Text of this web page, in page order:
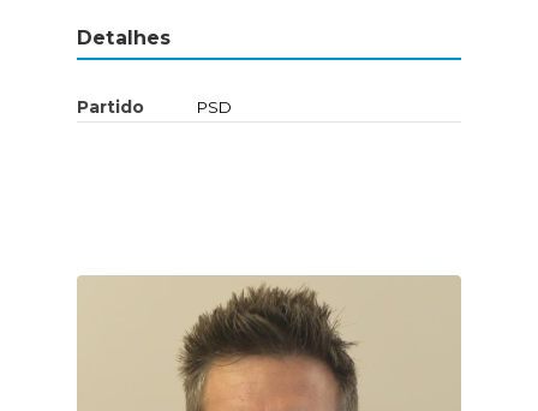
Detalhes
Partido PSD